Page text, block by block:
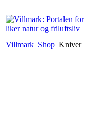
Villmark Shop Kniver